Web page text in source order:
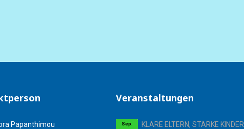
Papanthimou
Veranstaltungen
Sep. KLARE ELTERN, STARKE KINDER